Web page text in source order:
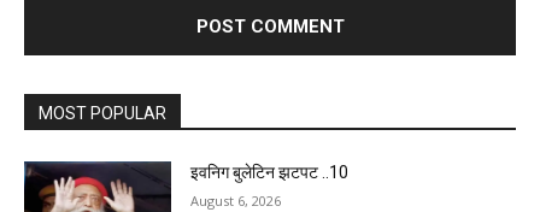
MOST POPULAR
इवनिग बुलेटिन झटपट ..10
August 6, 2026